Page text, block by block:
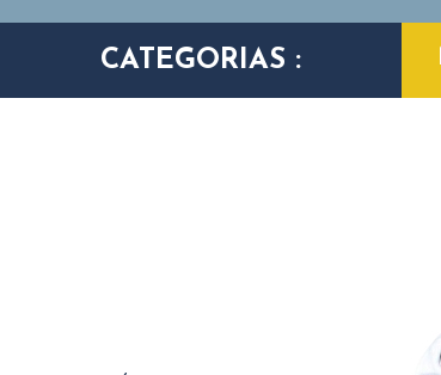
CATEGORIAS :